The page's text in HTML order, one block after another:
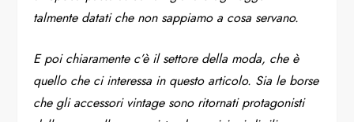
talmente datati che non sappiamo a cosa servano.
E poi chiaramente c’è il settore della moda, che è
quello che ci interessa in questo articolo. Sia le borse
che gli accessori vintage sono ritornati protagonisti